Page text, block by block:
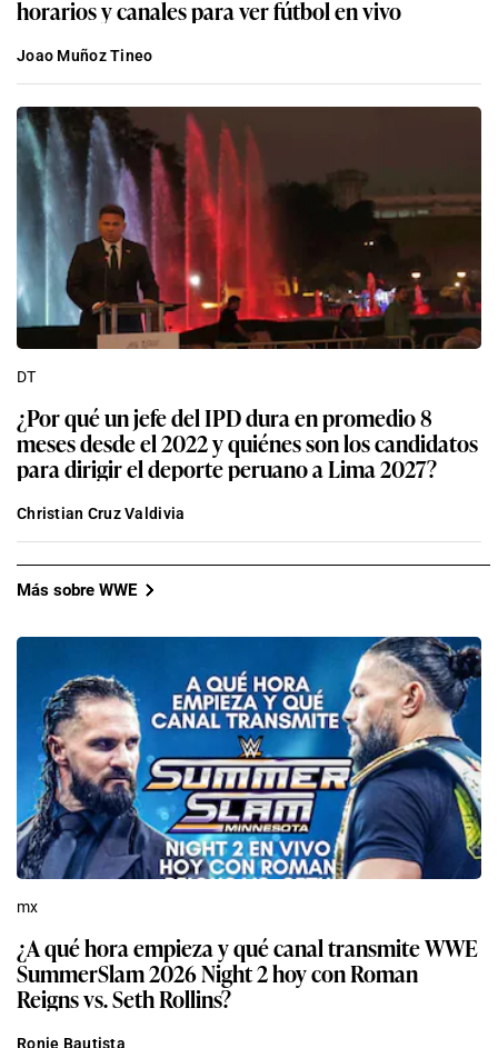
horarios y canales para ver fútbol en vivo
Joao Muñoz Tineo
DT
¿Por qué un jefe del IPD dura en promedio 8
meses desde el 2022 y quiénes son los candidatos
para dirigir el deporte peruano a Lima 2027?
Christian Cruz Valdivia
Más sobre WWE
mx
¿A qué hora empieza y qué canal transmite WWE
SummerSlam 2026 Night 2 hoy con Roman
Reigns vs. Seth Rollins?
Ronie Bautista